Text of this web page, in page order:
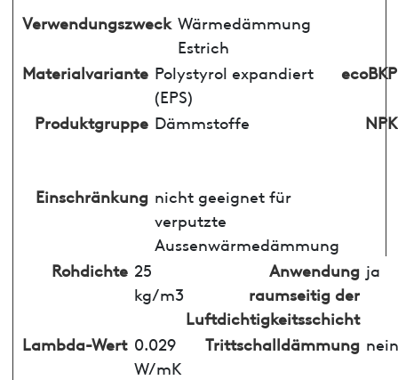
Verwendungszweck Wärmedämmung
Estrich
Materialvariante Polystyrol expandiert
(EPS)
ecoBKP
Produktgruppe Dämmstoffe NPK
Einschränkung nicht geeignet für
verputzte
Aussenwärmedämmung
Rohdichte 25
kg/m3
Anwendung
raumseitig der
Luftdichtigkeitsschicht
ja
Lambda-Wert 0.029
W/mK
Trittschalldämmung nein